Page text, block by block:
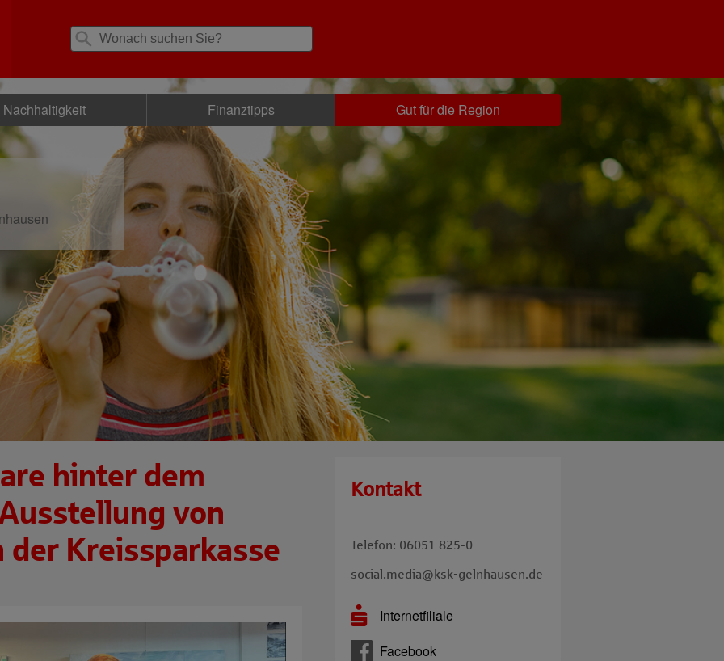
Nachhaltigkeit Finanztipps Gut für die Region
hinter dem
von
der Kreissparkasse
Kontakt
Telefon: 06051 825-0
social.media@ksk-gelnhausen.de
Internetfiliale
Facebook